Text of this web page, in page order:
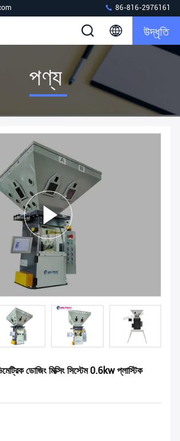
86-816-2976161
উদ্ধৃতি
পণ্য
ডোজিং মিক্সিং সিস্টেম 0.6kw প্লাস্টিক